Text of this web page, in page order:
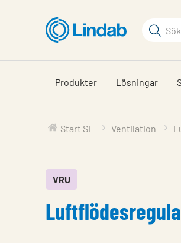
huvudinnehållet
Sökord
på
Produkter Lösningar
Start SE Ventilation
VRU